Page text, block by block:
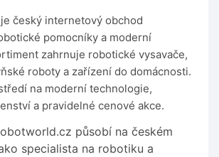
český internetový obchod
pomocníky a moderní
zahrnuje robotické vysavače,
roboty a zařízení do domácnosti.
na moderní technologie,
a pravidelné cenové akce.
působí na českém
specialista na robotiku a